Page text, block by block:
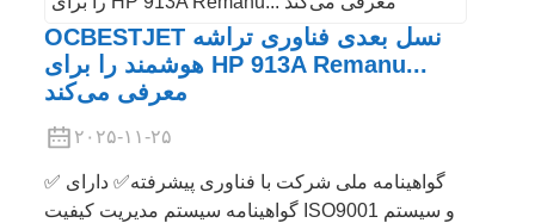
OCBESTJET نسل بعدی فناوری تراشه
هوشمند را برای HP 913A Remanu...
معرفی می‌کند
۲۰۲۵-۱۱-۲۵
✅ گواهینامه ملی شرکت با فناوری پیشرفته✅ دارای
گواهینامه سیستم مدیریت کیفیت ISO9001 و سیستم